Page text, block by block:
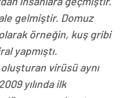
gelmiştir. Domuz
örneğin, kuş gribi
yapmıştı.
oluşturan virüsü aynı
yılında ilk